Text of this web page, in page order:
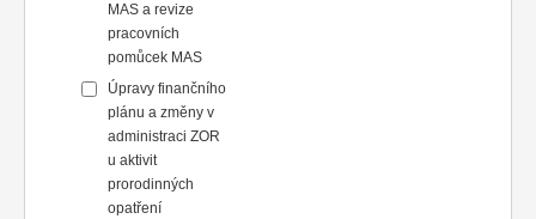
MAS a revize
pracovních
pomůcek MAS
Úpravy finančního
plánu a změny v
administraci ZOR
u aktivit
prorodinných
opatření